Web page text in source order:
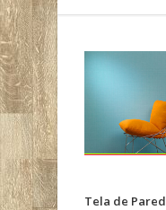
Tela de